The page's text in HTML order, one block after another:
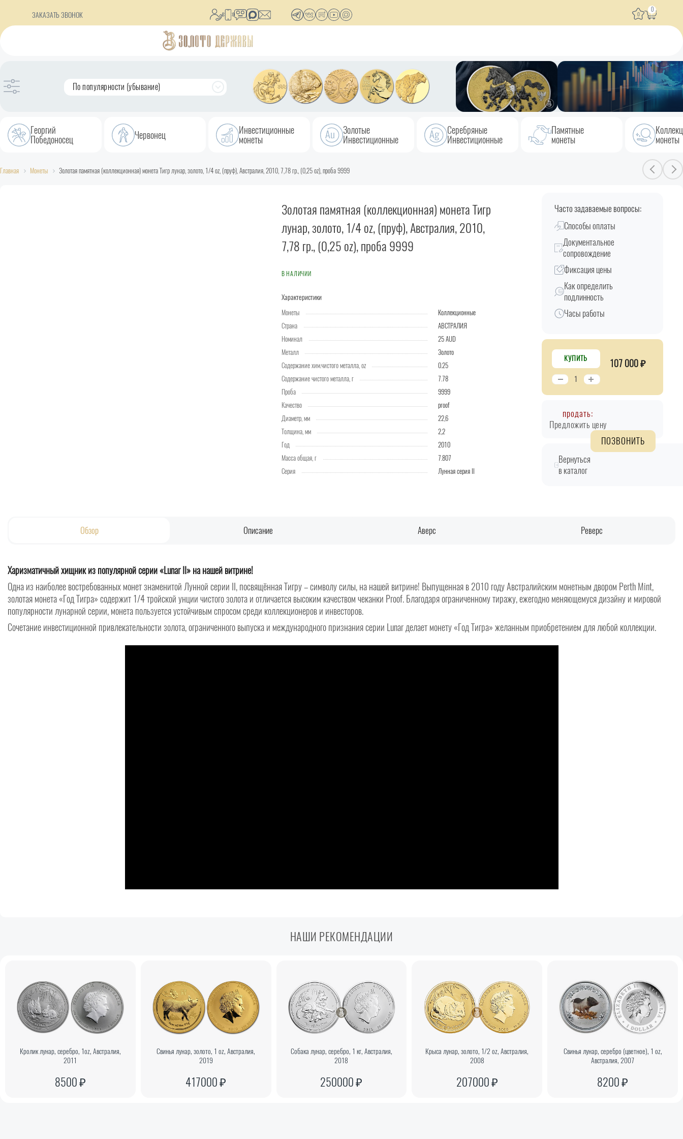
ЗАКАЗАТЬ ЗВОНОК 0
0
По популярности (убывание)
Георгий
Победоносец Червонец Инвестиционные
монеты
Золотые
Инвестиционные
Серебряные
Инвестиционные
Памятные
монеты монеты
Главная Монеты Золотая памятная (коллекционная) монета Тигр лунар, золото, 1/4 oz, (пруф), Австралия, 2010, 7,78 гр., (0,25 oz), проба 9999
Золотая памятная (коллекционная) монета Тигр
лунар, золото, 1/4 oz, (пруф), Австралия, 2010,
7,78 гр., (0,25 oz), проба 9999
В НАЛИЧИИ
Характеристики
Монеты
Коллекционные
Страна
АВСТРАЛИЯ
Номинал
25 AUD
Металл
Золото
Содержание хим.чистого металла, oz
0.25
Содержание чистого металла, г
7.78
Проба
9999
Качество
proof
Диаметр, мм
22,6
Толщина, мм
2,2
Год
2010
Масса общая, г
7.807
Серия
Лунная серия II
Часто задаваемые вопросы:
Способы оплаты
Документальное
сопровождение
Фиксация цены
Как определить
подлинность
Часы работы
КУПИТЬ 107 000 ₽
продать:
Предложить цену
ПОЗВОНИТЬ
Вернуться
в каталог
Обзор Описание Аверс Реверс
Харизматичный хищник из популярной серии «Lunar II» на нашей витрине!
Одна из наиболее востребованных монет знаменитой Лунной серии II, посвящённая Тигру – символу силы, на нашей витрине! Выпущенная в 2010 году Австралийским монетным двором Perth Mint,
золотая монета «Год Тигра» содержит 1/4 тройской унции чистого золота и отличается высоким качеством чеканки Proof. Благодаря ограниченному тиражу, ежегодно меняющемуся дизайну и мировой
популярности лунарной серии, монета пользуется устойчивым спросом среди коллекционеров и инвесторов.
Сочетание инвестиционной привлекательности золота, ограниченного выпуска и международного признания серии Lunar делает монету «Год Тигра» желанным приобретением для любой коллекции.
НАШИ РЕКОМЕНДАЦИИ
Кролик лунар, серебро, 1oz, Австралия,
2011
8500 ₽
Свинья лунар, золото, 1 oz, Австралия,
2019
417000 ₽
Собака лунар, серебро, 1 кг, Австралия,
2018
250000 ₽
Крыса лунар, золото, 1/2 oz, Австралия,
2008
207000 ₽
Свинья лунар, серебро (цветное), 1 oz,
Австралия, 2007
8200 ₽